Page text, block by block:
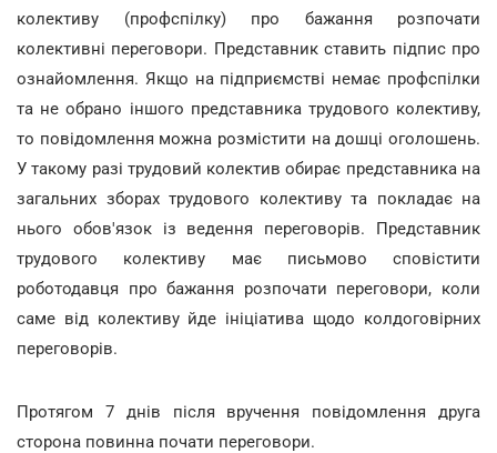
колективу (профспілку) про бажання розпочати
колективні переговори. Представник ставить підпис про
ознайомлення. Якщо на підприємстві немає профспілки
та не обрано іншого представника трудового колективу,
то повідомлення можна розмістити на дошці оголошень.
У такому разі трудовий колектив обирає представника на
загальних зборах трудового колективу та покладає на
нього обов'язок із ведення переговорів. Представник
трудового колективу має письмово сповістити
роботодавця про бажання розпочати переговори, коли
саме від колективу йде ініціатива щодо колдоговірних
переговорів.
Протягом 7 днів після вручення повідомлення друга
сторона повинна почати переговори.